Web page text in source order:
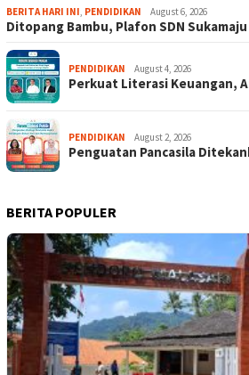
BERITA HARI INI, PENDIDIKAN August 6, 2026
Ditopang Bambu, Plafon SDN
PENDIDIKAN August 4, 2026
Perkuat Literasi Keuangan,
PENDIDIKAN August 2, 2026
Penguatan Pancasila
BERITA POPULER